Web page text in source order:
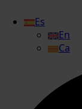
Es
En
Ca